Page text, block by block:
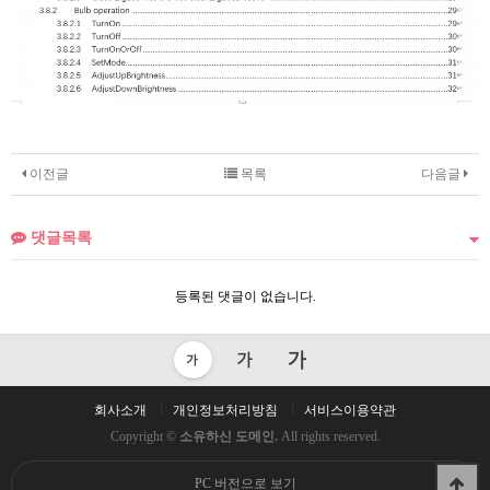
이전글 다음글
목록
댓글목록
등록된 댓글이 없습니다.
회사소개 개인정보처리방침
서비스이용약관
Copyright © 소유하신 도메인. All rights reserved.
PC 버전으로 보기